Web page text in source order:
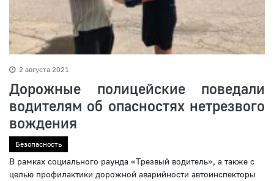
2 августа 2021
Дорожные полицейские поведали
водителям об опасностях нетрезвого
вождения
Безопасность
В рамках социального раунда «Трезвый водитель», а также с
целью профилактики дорожной аварийности автоинспекторы